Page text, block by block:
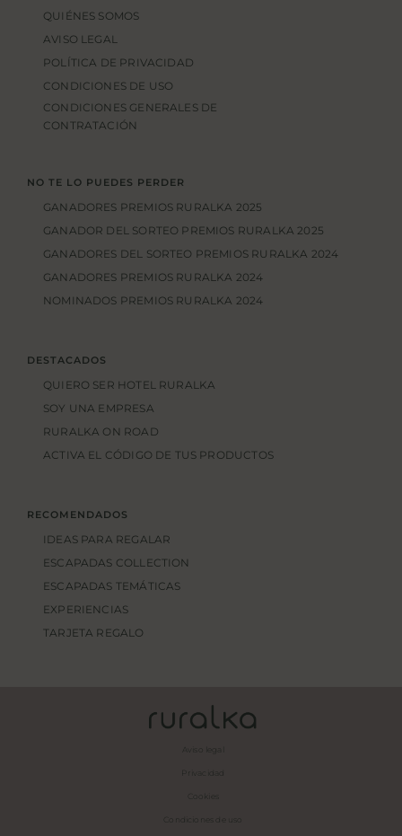
QUIÉNES SOMOS
AVISO LEGAL
POLÍTICA DE PRIVACIDAD
CONDICIONES DE USO
CONDICIONES GENERALES DE
CONTRATACIÓN
NO TE LO PUEDES PERDER
GANADORES PREMIOS RURALKA 2025
GANADOR DEL SORTEO PREMIOS RURALKA 2025
GANADORES DEL SORTEO PREMIOS RURALKA 2024
GANADORES PREMIOS RURALKA 2024
NOMINADOS PREMIOS RURALKA 2024
DESTACADOS
QUIERO SER HOTEL RURALKA
SOY UNA EMPRESA
RURALKA ON ROAD
ACTIVA EL CÓDIGO DE TUS PRODUCTOS
RECOMENDADOS
IDEAS PARA REGALAR
ESCAPADAS COLLECTION
ESCAPADAS TEMÁTICAS
EXPERIENCIAS
TARJETA REGALO
Aviso legal
Privacidad
Cookies
Condiciones de uso